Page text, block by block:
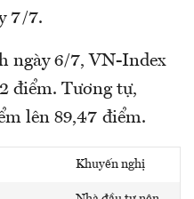
7/7.
ngày 6/7, VN-Index
điểm. Tương tự,
lên 89,47 điểm.
Khuyến nghị